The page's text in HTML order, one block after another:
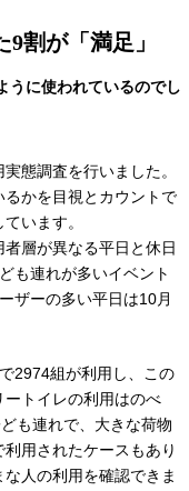
割が「満足」
うに使われているのでし
態調査を行いました。
かを目視とカウントで
います。
層が異なる平日と休日
も連れが多いイベント
ザーの多い平日は10月
2974組が利用し、この
ートイレの利用はのべ
も連れで、大きな荷物
用されたケースもあり
人の利用を確認できま